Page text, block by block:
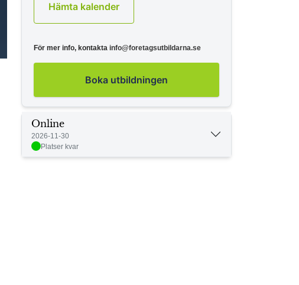
Hämta kalender
För mer info, kontakta info@foretagsutbildarna.se
Boka utbildningen
Online
2026-11-30
Platser kvar